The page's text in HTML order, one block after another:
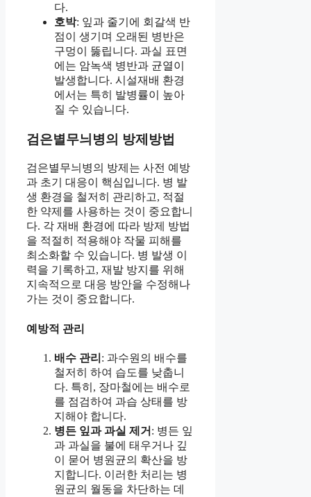
다.
호박: 잎과 줄기에 회갈색 반
점이 생기며 오래된 병반은
구멍이 뚫립니다. 과실 표면
에는 암녹색 병반과 균열이
발생합니다. 시설재배 환경
에서는 특히 발병률이 높아
질 수 있습니다.
검은별무늬병의 방제방법
검은별무늬병의 방제는 사전 예방
과 초기 대응이 핵심입니다. 병 발
생 환경을 철저히 관리하고, 적절
한 약제를 사용하는 것이 중요합니
다. 각 재배 환경에 따라 방제 방법
을 적절히 적용해야 작물 피해를
최소화할 수 있습니다. 병 발생 이
력을 기록하고, 재발 방지를 위해
지속적으로 대응 방안을 수정해나
가는 것이 중요합니다.
예방적 관리
배수 관리 : 과수원의 배수를
철저히 하여 습도를 낮춥니
다. 특히, 장마철에는 배수로
를 점검하여 과습 상태를 방
지해야 합니다.
병든 잎과 과실 제거 : 병든 잎
과 과실을 불에 태우거나 깊
이 묻어 병원균의 확산을 방
지합니다. 이러한 처리는 병
원균의 월동을 차단하는 데